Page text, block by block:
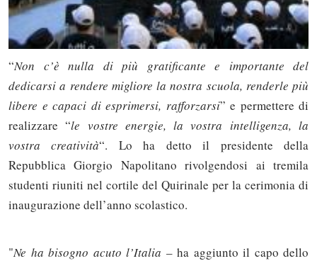
“Non c’è nulla di più gratificante e importante del
dedicarsi a rendere migliore la nostra scuola, renderle più
libere e capaci di esprimersi, rafforzarsi” e permettere di
realizzare “le vostre energie, la vostra intelligenza, la
vostra creatività“. Lo ha detto il presidente della
Repubblica Giorgio Napolitano rivolgendosi ai tremila
studenti riuniti nel cortile del Quirinale per la cerimonia di
inaugurazione dell’anno scolastico.
"Ne ha bisogno acuto l’Italia – ha aggiunto il capo dello